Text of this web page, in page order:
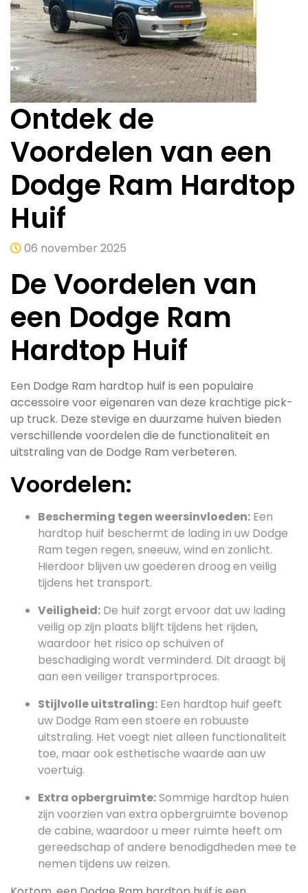
Ontdek de
Voordelen van een
Dodge Ram Hardtop
Huif
06 november 2025
De Voordelen van
een Dodge Ram
Hardtop Huif
Een Dodge Ram hardtop huif is een populaire
accessoire voor eigenaren van deze krachtige pick-
up truck. Deze stevige en duurzame huiven bieden
verschillende voordelen die de functionaliteit en
uitstraling van de Dodge Ram verbeteren.
Voordelen:
Bescherming tegen weersinvloeden: Een
hardtop huif beschermt de lading in uw Dodge
Ram tegen regen, sneeuw, wind en zonlicht.
Hierdoor blijven uw goederen droog en veilig
tijdens het transport.
Veiligheid: De huif zorgt ervoor dat uw lading
veilig op zijn plaats blijft tijdens het rijden,
waardoor het risico op schuiven of
beschadiging wordt verminderd. Dit draagt bij
aan een veiliger transportproces.
Stijlvolle uitstraling: Een hardtop huif geeft
uw Dodge Ram een stoere en robuuste
uitstraling. Het voegt niet alleen functionaliteit
toe, maar ook esthetische waarde aan uw
voertuig.
Extra opbergruimte:Sommige hardtop huien
zijn voorzien van extra opbergruimte bovenop
de cabine, waardoor u meer ruimte heeft om
gereedschap of andere benodigdheden mee te
nemen tijdens uw reizen.